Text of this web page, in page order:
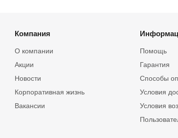
Компания
О компании
Акции
Новости
Корпоративная жизнь
Вакансии
Помощь
Гарантия
Способы
Условия
Условия